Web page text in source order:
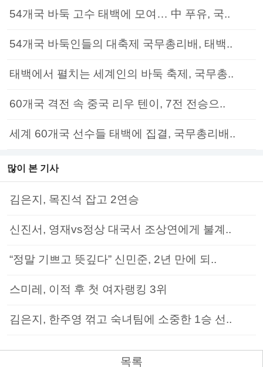
54개국 바둑 고수 태백에 모여… 中 푸유, 국..
54개국 바둑인들의 대축제 국무총리배, 태백..
태백에서 펼치는 세계인의 바둑 축제, 국무총..
60개국 격전 속 중국 리우 텐이, 7전 전승으..
세계 60개국 선수들 태백에 집결, 국무총리배..
많이 본 기사
김은지, 목진석 잡고 2연승
신진서, 영재vs정상 대국서 조상연에게 불계..
“정말 기쁘고 뜻깊다” 신민준, 2년 만에 되..
스미레, 이적 후 첫 여자랭킹 3위
김은지, 한주영 꺾고 숙녀팀에 소중한 1승 선..
목록